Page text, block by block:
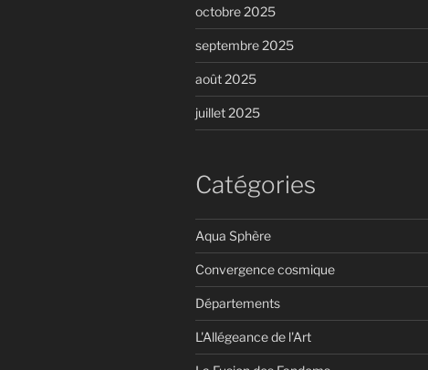
octobre 2025
septembre 2025
août 2025
juillet 2025
Catégories
Aqua Sphère
Convergence cosmique
Départements
L'Allégeance de l'Art